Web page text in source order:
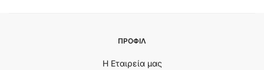
ΠΡΟΦΙΛ
Η Εταιρεία μας